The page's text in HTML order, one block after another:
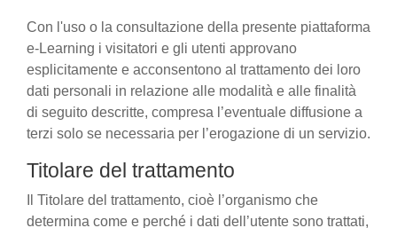
Con l'uso o la consultazione della presente piattaforma
e-Learning i visitatori e gli utenti approvano
esplicitamente e acconsentono al trattamento dei loro
dati personali in relazione alle modalità e alle finalità
di seguito descritte, compresa l’eventuale diffusione a
terzi solo se necessaria per l’erogazione di un servizio.
Titolare del trattamento
Il Titolare del trattamento, cioè l’organismo che
determina come e perché i dati dell’utente sono trattati,